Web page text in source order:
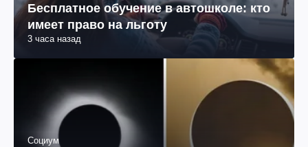
Бесплатное обучение в автошколе: кто
имеет право на льготу
3 часа назад
Социум